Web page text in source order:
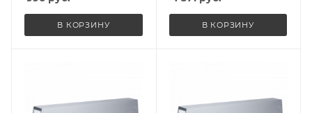
В КОРЗИНУ В КОРЗИНУ